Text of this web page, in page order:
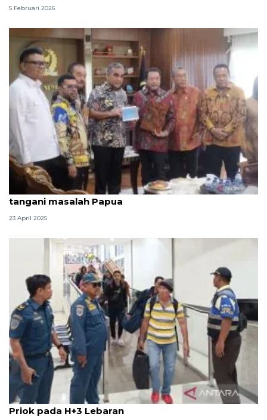
5 Februari 2026
MPR bentuk wadah khusus bagi Anggota DPR-DPD
tangani masalah Papua
23 April 2025
Ratusan penumpang dari Papua-Sulawesi turun di
Priok pada H+3 Lebaran